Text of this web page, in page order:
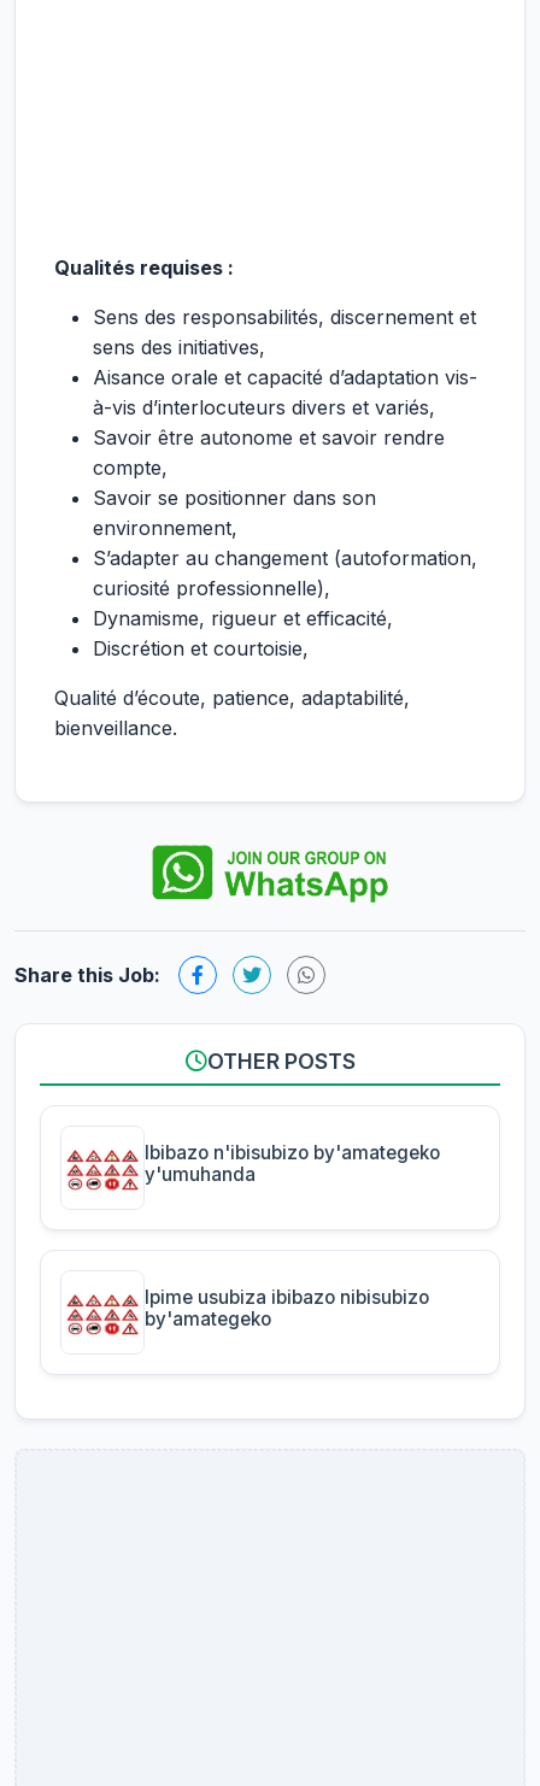
Qualités requises :
Sens des responsabilités, discernement et
sens des initiatives,
Aisance orale et capacité d’adaptation vis-
à-vis d’interlocuteurs divers et variés,
Savoir être autonome et savoir rendre
compte,
Savoir se positionner dans son
environnement,
S’adapter au changement (autoformation,
curiosité professionnelle),
Dynamisme, rigueur et efficacité,
Discrétion et courtoisie,
Qualité d’écoute, patience, adaptabilité,
bienveillance.
Share this Job:
OTHER POSTS
Ibibazo n'ibisubizo by'amategeko
y'umuhanda
Ipime usubiza ibibazo nibisubizo
by'amategeko